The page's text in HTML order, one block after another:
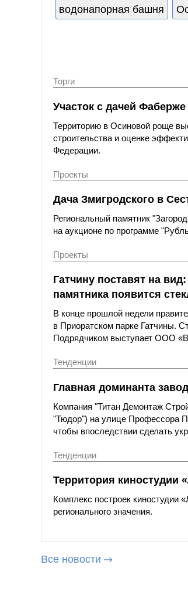
водонапорная башня
Торги
Участок с дачей
Территорию в Осиновой роще
строительства и оценке
Федерации.
Проекты
Дача Змигродского в
Региональный памятник
на аукционе по программе
Проекты
Гатчину поставят на
памятника появится
В конце прошлой недели
в Приоратском парке Гатчины.
Подрядчиком выступает ООО
Тенденции
Главная доминанта
Компания "Титан Демонтаж
"Тюдор") на улице Профессора
чтобы впоследствии сделать
Тенденции
Территория киностудии
Комплекс построек киностудии
регионального значения.
Все новости